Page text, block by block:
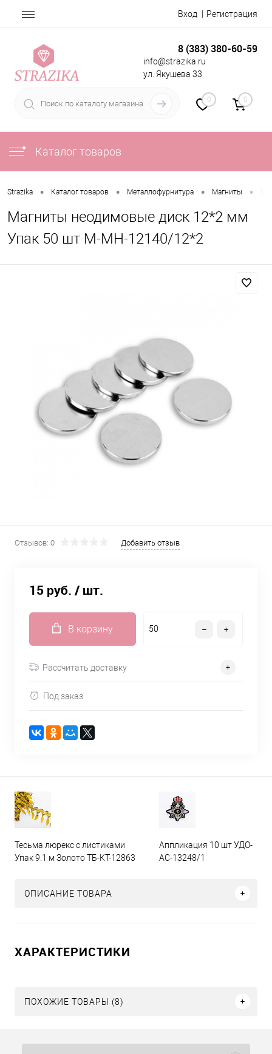
Вход Регистрация
8 (383) 380-60-59
info@strazika.ru
ул. Якушева 33
0 0
Каталог товаров
Strazika • Каталог товаров • Металлофурнитура • Магниты •
Магниты неодимовые диск 12*2 мм
Упак 50 шт М-МН-12140/12*2
Отзывов: 0 Добавить отзыв
15 руб. / шт.
В корзину
Рассчитать доставку
Под заказ
Тесьма люрекс с листиками
Упак 9.1 м Золото ТБ-КТ-12863
Аппликация 10 шт УДО-
АС-13248/1
ОПИСАНИЕ ТОВАРА
ХАРАКТЕРИСТИКИ
ПОХОЖИЕ ТОВАРЫ (8)